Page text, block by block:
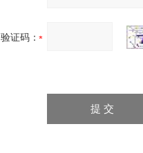
验证码：